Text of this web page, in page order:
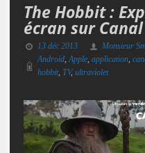
The Hobbit :
écran sur
13 déc 2013 Monsieur
Android,Apple, application,
hobbit, TV,ultraviolet